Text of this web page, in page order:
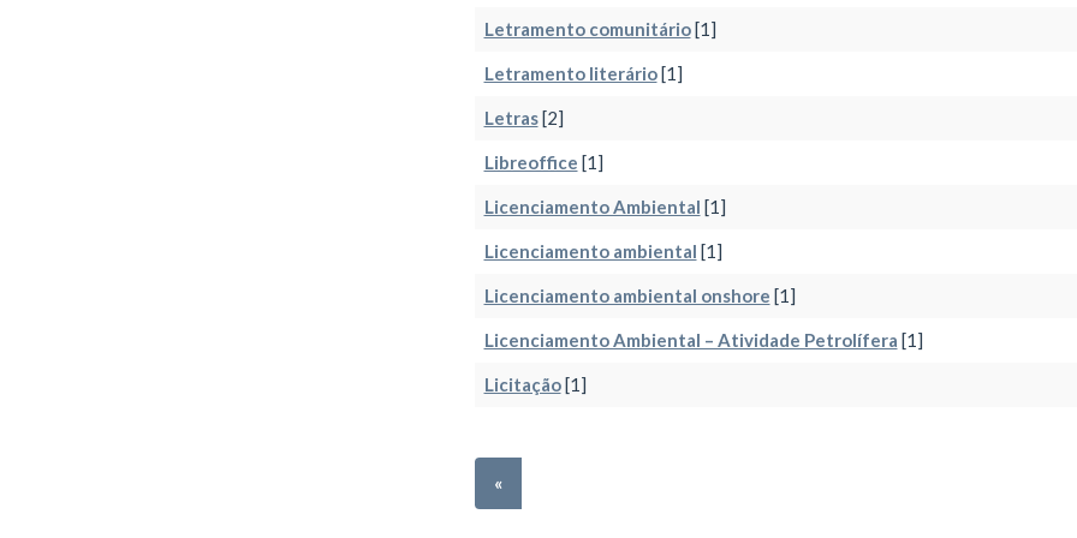
Letramento comunitário[1]
Letramento literário[1]
Letras[2]
Libreoffice [1]
Licenciamento Ambiental [1]
Licenciamento ambiental [1]
Licenciamento ambiental onshore [1]
Licenciamento Ambiental – Atividade Petrolífera [1]
Licitação[1]
«